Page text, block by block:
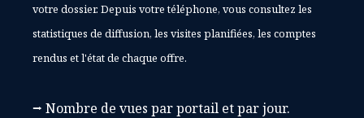
votre dossier. Depuis votre téléphone, vous consultez les
statistiques de diffusion, les visites planifiées, les comptes
rendus et l'état de chaque offre.
⭢ Nombre de vues par portail et par jour.